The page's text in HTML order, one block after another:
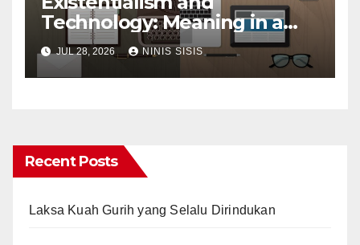
Technology: Meaning in a
Tech World
JUL 28, 2026 NINIS SISIS
Recent Posts
Laksa Kuah Gurih yang Selalu Dirindukan